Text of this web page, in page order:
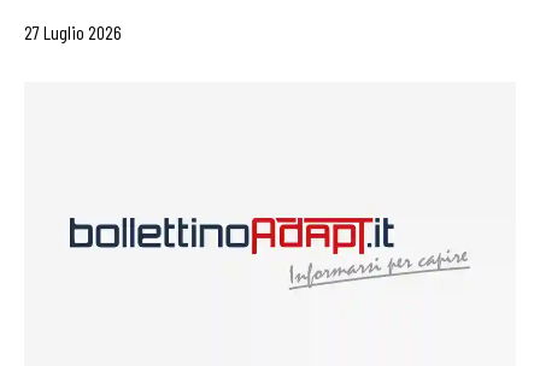
27 Luglio 2026